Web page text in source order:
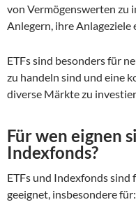
von Vermögenswerten zu
Anlegern, ihre Anlageziele
ETFs sind besonders für
zu handeln sind und eine
diverse Märkte zu
Für wen eignen
Indexfonds?
ETFs und Indexfonds
geeignet, insbesondere für: